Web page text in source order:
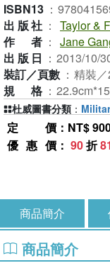
ISBN13 ：
出版社 ： Taylor &
作者 ： Jane
出版日 ： 2013/10/
裝訂／頁數 ： 精裝
規格 ：
定價 ：NT$
優惠價 ： 90折
杜威圖書分類 ：
商品簡介
商品簡介